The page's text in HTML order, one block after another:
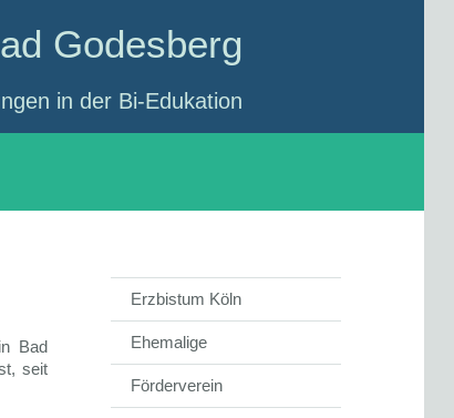
Godesberg
in der Bi-Edukation
Bad
seit
Erzbistum Köln
Ehemalige
Förderverein